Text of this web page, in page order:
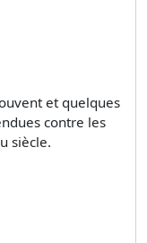
et quelques
contre les
siècle.